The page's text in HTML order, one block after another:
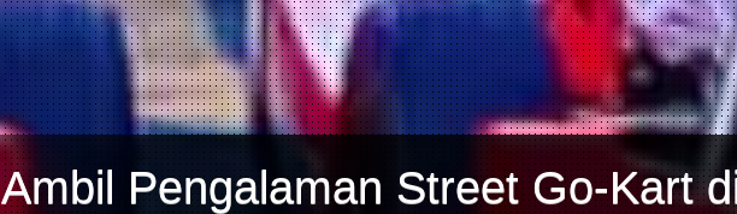
Ambil Pengalaman Street Go-Kart